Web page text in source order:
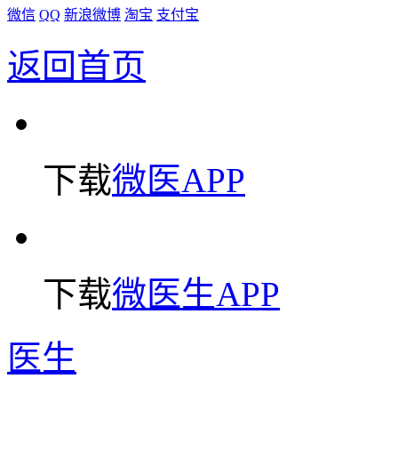
微信 QQ 新浪微博 淘宝 支付宝
返回首页
下载微医APP
下载微医生APP
医生